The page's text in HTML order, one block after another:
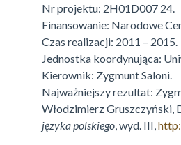
Nr projektu: 2H01D007 24.
Finansowanie: Narodowe
Czas realizacji: 2011 – 2015.
Jednostka koordynująca:
Kierownik: Zygmunt Saloni.
Najważniejszy rezultat:
Włodzimierz Gruszczyński,
języka polskiego , wyd. III,